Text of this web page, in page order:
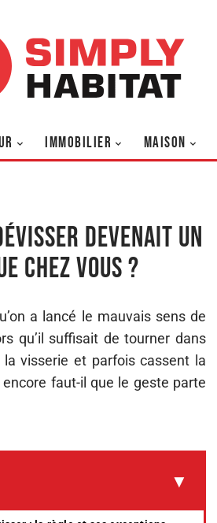
IMMOBILIER MAISON
devenait un
chez vous ?
a lancé le mauvais sens de
qu’il suffisait de tourner dans
visserie et parfois cassent la
faut-il que le geste parte